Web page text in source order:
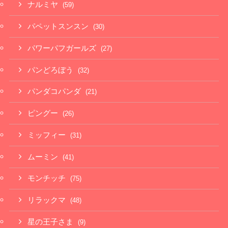
ナルミヤ (59)
パペットスンスン (30)
パワーパフガールズ (27)
パンどろぼう (32)
パンダコパンダ (21)
ピングー (26)
ミッフィー (31)
ムーミン (41)
モンチッチ (75)
リラックマ (48)
星の王子さま (9)